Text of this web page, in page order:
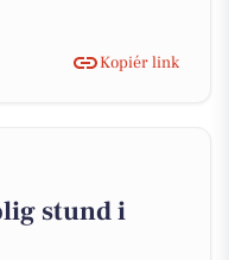
Kopiér link
stund i